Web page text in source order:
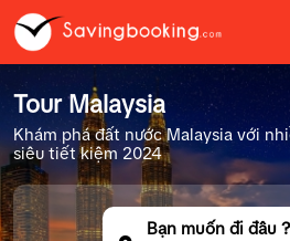
Tour Malaysia
Khám phá đất nước Malaysia với
siêu tiết kiệm 2024
Bạn muốn đi đâu ?